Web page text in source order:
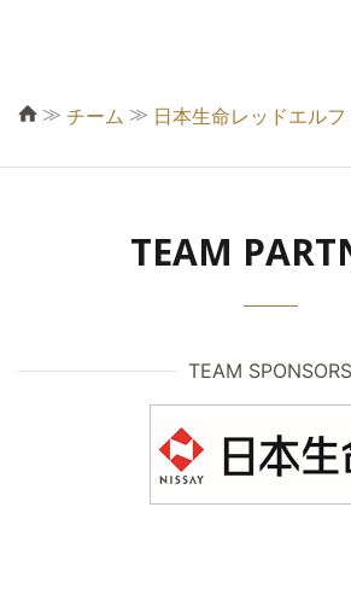
≫ チーム ≫ 日本生命レッドエルフ
TEAM
TEAM SPONSORS